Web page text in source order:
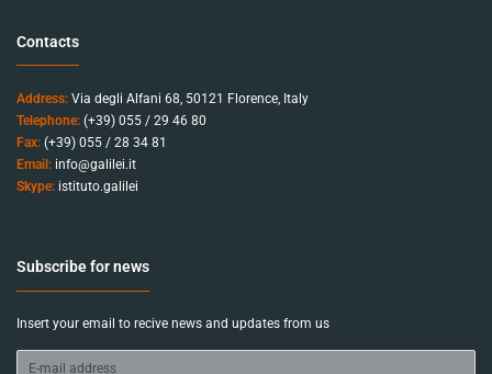
Contacts
Address: Via degli Alfani 68, 50121 Florence, Italy
Telephone: (+39) 055 / 29 46 80
Fax: (+39) 055 / 28 34 81
Email: info@galilei.it
Skype: istituto.galilei
Subscribe for news
Insert your email to recive news and updates from us